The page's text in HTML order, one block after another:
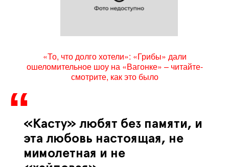
«То, что долго хотели»: «Грибы» дали
ошеломительное шоу на «Вагонке» – читайте-
смотрите, как это было
«Касту» любят без памяти, и
эта любовь настоящая, не
мимолетная и не